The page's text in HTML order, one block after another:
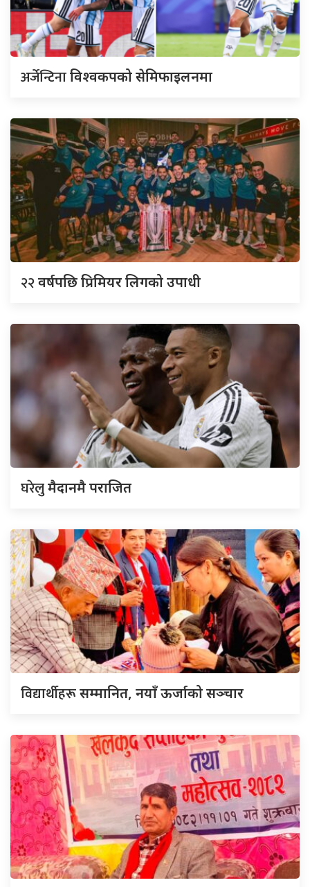
अर्जेन्टिनाविश्वकपको सेमिफाइलनमा
२२वर्षपछि प्रिमियर लिगको उपाधी
घरेलुमैदानमै पराजित
विद्यार्थीहरूसम्मानित, नयाँ ऊर्जाको सञ्चार